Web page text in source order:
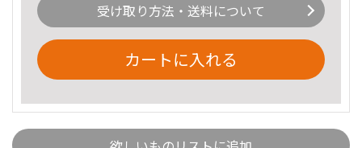
受け取り方法・送料について
カートに入れる